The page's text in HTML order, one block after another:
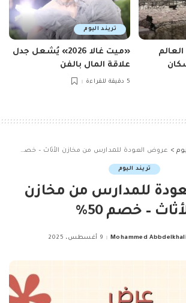
تريند اليوم
«ميت غالا 2026» يُشعل جدل
علاقة المال بالفن
5 دقيقة للقراءة
> عروض العودة للمدارس من مخازن الأثاث – خصم 50%
تريند اليوم
للمدارس من مخازن
– خصم 50%
Mohammed 9 أغسطس، 2025